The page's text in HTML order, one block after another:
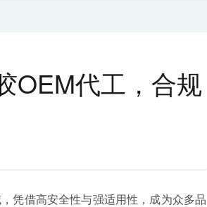
OEM代工，合规
凭借高安全性与强适用性，成为众多品